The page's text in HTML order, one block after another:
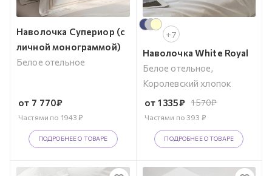
Наволочка Супериор (с
личной монограммой)
Белое отельное
от 7 770₽
Частями по 1943 ₽
ПОДРОБНЕЕ О ТОВАРЕ
+7
Наволочка White Royal
Белое отельное,
Королевский хлопок
от 1 335₽ 1 570₽
Частями по 393 ₽
ПОДРОБНЕЕ О ТОВАРЕ